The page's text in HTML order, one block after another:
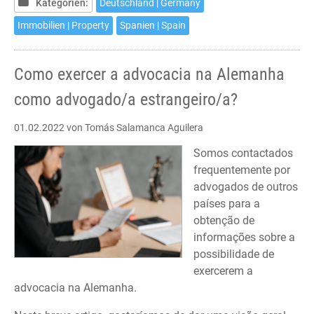
Kategorien:
Deutschland | Germany
Immobilien | Property
Spanien | Spain
Como exercer a advocacia na Alemanha
como advogado/a estrangeiro/a?
01.02.2022 von Tomás Salamanca Aguilera
Somos contactados
frequentemente por
advogados de outros
países para a
obtenção de
informações sobre a
possibilidade de
exercerem a
advocacia na Alemanha.